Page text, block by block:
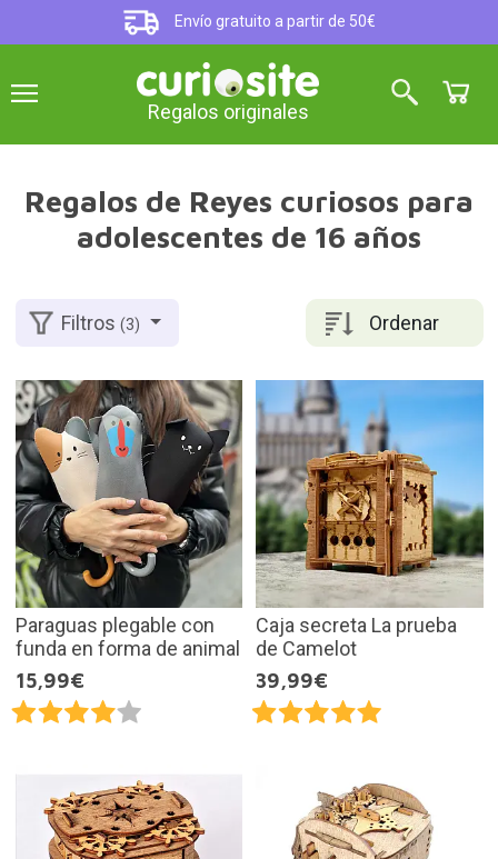
Envío gratuito a partir de 50€
Regalos originales
Regalos de Reyes curiosos para
adolescentes de 16 años
Ordenar
Filtros(3)
Paraguas plegable con
funda en forma de animal
15,99€
Caja secreta La prueba
de Camelot
39,99€